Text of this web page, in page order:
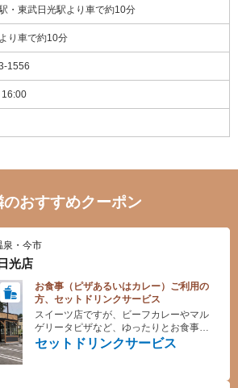
・東武日光駅より車で約10分
り車で約10分
1556
16:00
のおすすめクーポン
泉・今市
光店
お食事（ピザあるいはカレー）ご利用の
方、セットドリンクサービス
セットドリンクサービス
スイーツ店ですが、ビーフカレーやマル
ゲリータピザなど、ゆったりとお食事を
お楽しみいただけます。